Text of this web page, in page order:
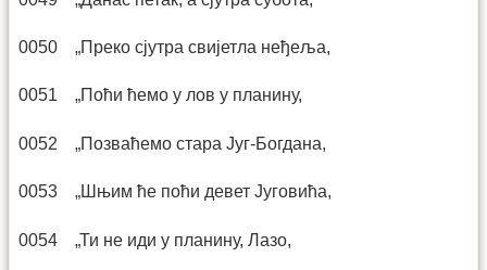
0050 „Преко сјутра свијетла неђеља,
0051 „Поћи ћемо у лов у планину,
0052 „Позваћемо стара Југ-Богдана,
0053 „Шњим ће поћи девет Југовића,
0054 „Ти не иди у планину, Лазо,